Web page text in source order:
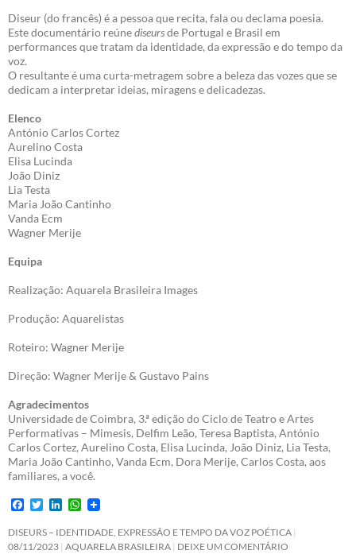
Diseur (do francês) é a pessoa que recita, fala ou declama poesia.
Este documentário reúnediseursde Portugal e Brasil em
performances que tratam da identidade, da expressão e do tempo da
voz.
O resultante é uma curta-metragem sobre a beleza das vozes que se
dedicam a interpretar ideias, miragens e delicadezas.
Elenco
António Carlos Cortez
Aurelino Costa
Elisa Lucinda
João Diniz
Lia Testa
Maria João Cantinho
Vanda Ecm
Wagner Merije
Equipa
Realização: Aquarela Brasileira Images
Produção: Aquarelistas
Roteiro: Wagner Merije
Direção: Wagner Merije & Gustavo Pains
Agradecimentos
Universidade de Coimbra, 3.ª edição do Ciclo de Teatro e Artes
Performativas – Mimesis, Delfim Leão, Teresa Baptista, António
Carlos Cortez, Aurelino Costa, Elisa Lucinda, João Diniz, Lia Testa,
Maria João Cantinho, Vanda Ecm, Dora Merije, Carlos Costa, aos
familiares, a você.
F
c
e
T
i
t
n
k
W
a
t
DISEURS – IDENTIDADE, EXPRESSÃO E TEMPO DA VOZ POÉTICA
08/11/2023 AQUARELA BRASILEIRA DEIXE UM COMENTÁRIO